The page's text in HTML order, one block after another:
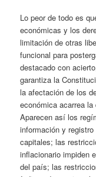
Lo peor de todo es
económicas y los
limitación de otras
funcional para
destacado con
garantiza la
la afectación de los
económica acarrea
Aparecen así los
información y
capitales; las
inflacionario impiden
del país; las